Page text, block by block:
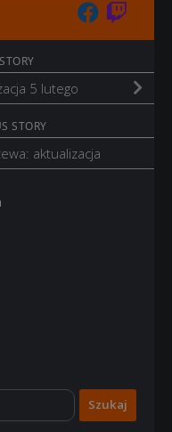
5 lutego
STORY
aktualizacja